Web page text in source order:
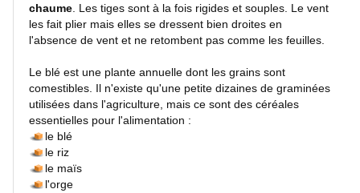
Flore
Gros
plans
chaume. Les tiges sont à la fois rigides et souples. Le vent
les fait plier mais elles se dressent bien droites en
l'absence de vent et ne retombent pas comme les feuilles.
Le blé est une plante annuelle dont les grains sont
comestibles. Il n'existe qu'une petite dizaines de graminées
utilisées dans l'agriculture, mais ce sont des céréales
essentielles pour l'alimentation :
le blé
le riz
le maïs
l'orge